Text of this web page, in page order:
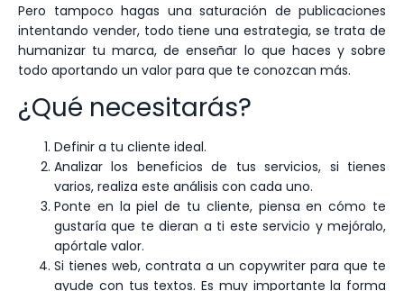
Pero tampoco hagas una saturación de publicaciones
intentando vender, todo tiene una estrategia, se trata de
humanizar tu marca, de enseñar lo que haces y sobre
todo aportando un valor para que te conozcan más.
¿Qué necesitarás?
Definir a tu cliente ideal.
Analizar los beneficios de tus servicios, si tienes
varios, realiza este análisis con cada uno.
Ponte en la piel de tu cliente, piensa en cómo te
gustaría que te dieran a ti este servicio y mejóralo,
apórtale valor.
Si tienes web, contrata a un copywriter para que te
ayude con tus textos. Es muy importante la forma